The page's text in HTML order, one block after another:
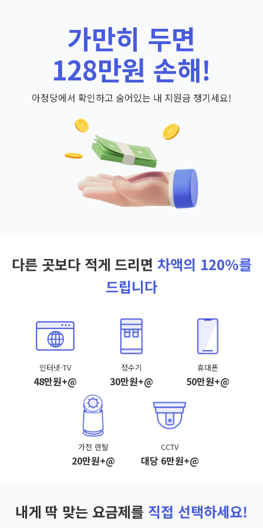
가만히 두면
128만원 손해!
아정당에서 확인하고 숨어있는 내 지원금 챙기세요!
다른 곳보다 적게 드리면 차액의 120%를
드립니다
인터넷·TV
48만원+@
정수기
30만원+@
휴대폰
50만원+@
가전 렌탈
20만원+@
CCTV
대당 6만원+@
내게 딱 맞는 요금제를 직접 선택하세요!